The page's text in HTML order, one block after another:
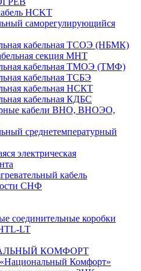
НCKТ
саморегулирующийся
кабельная ТСОЭ (НБМК)
секция МНТ
кабельная ТМОЭ (ТМФ)
кабельная ТСБЭ
кабельная НСКТ
кабельная КДБС
кабели ВНО, ВНОЭО,
среднетемпературный
электрическая
кабель
СНФ
соединительные коробки
LT
КОМФОРТ
Комфорт»